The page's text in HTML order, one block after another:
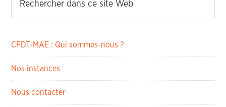
CFDT-MAE : Qui sommes-nous ?
Nos instances
Nous contacter